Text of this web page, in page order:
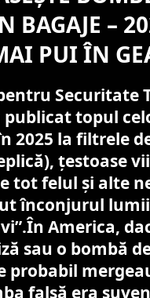
BAGAJE –
PUI ÎN
Securitate
publicat topul
2025 la filtrele
țestoase
tot felul și alte
înconjurul
America,
sau o bombă
probabil
falsă era